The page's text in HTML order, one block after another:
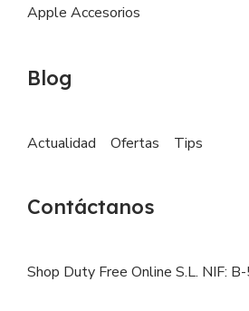
Apple Accesorios
Blog
Actualidad Ofertas Tips
Contáctanos
Shop Duty Free Online S.L. NIF: